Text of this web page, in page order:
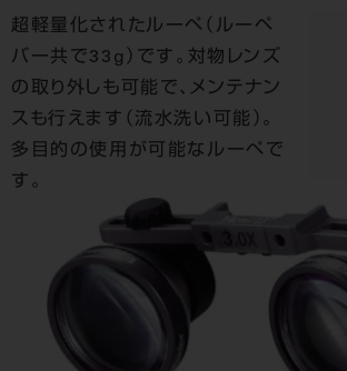
超軽量化されたルーペ（ルーペ
バー共で33g）です。対物レンズ
の取り外しも可能で、メンテナン
スも行えます（流水洗い可能）。
多目的の使用が可能なルーペで
す。